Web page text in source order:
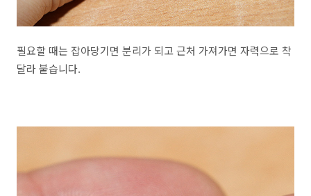
필요할 때는 잡아당기면 분리가 되고 근처 가져가면 자력으로 착
달라 붙습니다.